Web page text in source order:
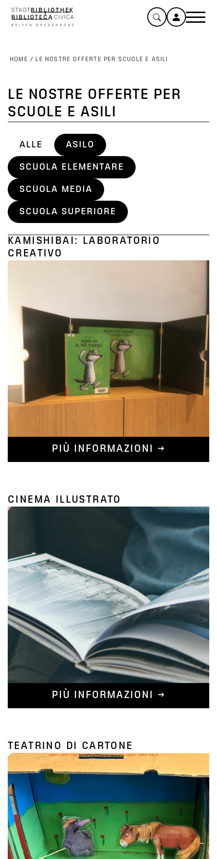
HOME / LE NOSTRE OFFERTE PER SCUOLE E ASILI
LE NOSTRE OFFERTE PER
SCUOLE E ASILI
ASILO
SCUOLA ELEMENTARE
SCUOLA MEDIA
SCUOLA SUPERIORE
ALLE
KAMISHIBAI: LABORATORIO
CREATIVO
PIÙ INFORMAZIONI →
CINEMA ILLUSTRATO
PIÙ INFORMAZIONI →
TEATRINO DI CARTONE